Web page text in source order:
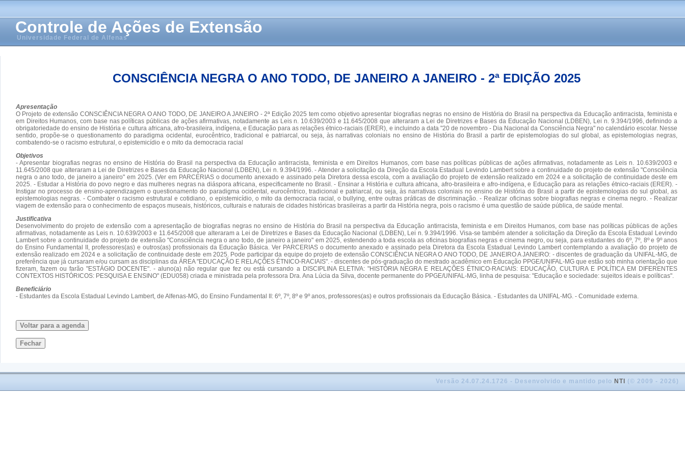
Controle de Ações de Extensão
Universidade Federal de Alfenas
CONSCIÊNCIA NEGRA O ANO TODO, DE JANEIRO A JANEIRO - 2ª EDIÇÃO 2025
Apresentação
O Projeto de extensão CONSCIÊNCIA NEGRA O ANO TODO, DE JANEIRO A JANEIRO - 2ª Edição 2025 tem como objetivo apresentar biografias negras no ensino de História do Brasil na perspectiva da Educação antirracista, feminista e
em Direitos Humanos, com base nas políticas públicas de ações afirmativas, notadamente as Leis n. 10.639/2003 e 11.645/2008 que alteraram a Lei de Diretrizes e Bases da Educação Nacional (LDBEN), Lei n. 9.394/1996, definindo a
obrigatoriedade do ensino de História e cultura africana, afro-brasileira, indígena, e Educação para as relações étnico-raciais (ERER), e incluindo a data "20 de novembro - Dia Nacional da Consciência Negra" no calendário escolar. Nesse
sentido, propõe-se o questionamento do paradigma ocidental, eurocêntrico, tradicional e patriarcal, ou seja, às narrativas coloniais no ensino de História do Brasil a partir de epistemologias do sul global, as epistemologias negras,
combatendo-se o racismo estrutural, o epistemicídio e o mito da democracia racial
Objetivos
- Apresentar biografias negras no ensino de História do Brasil na perspectiva da Educação antirracista, feminista e em Direitos Humanos, com base nas políticas públicas de ações afirmativas, notadamente as Leis n. 10.639/2003 e
11.645/2008 que alteraram a Lei de Diretrizes e Bases da Educação Nacional (LDBEN), Lei n. 9.394/1996. - Atender a solicitação da Direção da Escola Estadual Levindo Lambert sobre a continuidade do projeto de extensão "Consciência
negra o ano todo, de janeiro a janeiro" em 2025. (Ver em PARCERIAS o documento anexado e assinado pela Diretora dessa escola, com a avaliação do projeto de extensão realizado em 2024 e a solicitação de continuidade deste em
2025. - Estudar a História do povo negro e das mulheres negras na diáspora africana, especificamente no Brasil. - Ensinar a História e cultura africana, afro-brasileira e afro-indígena, e Educação para as relações étnico-raciais (ERER). -
Instigar no processo de ensino-aprendizagem o questionamento do paradigma ocidental, eurocêntrico, tradicional e patriarcal, ou seja, às narrativas coloniais no ensino de História do Brasil a partir de epistemologias do sul global, as
epistemologias negras. - Combater o racismo estrutural e cotidiano, o epistemicídio, o mito da democracia racial, o bullying, entre outras práticas de discriminação. - Realizar oficinas sobre biografias negras e cinema negro. - Realizar
viagem de extensão para o conhecimento de espaços museais, históricos, culturais e naturais de cidades históricas brasileiras a partir da História negra, pois o racismo é uma questão de saúde pública, de saúde mental.
Justificativa
Desenvolvimento do projeto de extensão com a apresentação de biografias negras no ensino de História do Brasil na perspectiva da Educação antirracista, feminista e em Direitos Humanos, com base nas políticas públicas de ações
afirmativas, notadamente as Leis n. 10.639/2003 e 11.645/2008 que alteraram a Lei de Diretrizes e Bases da Educação Nacional (LDBEN), Lei n. 9.394/1996. Visa-se também atender a solicitação da Direção da Escola Estadual Levindo
Lambert sobre a continuidade do projeto de extensão "Consciência negra o ano todo, de janeiro a janeiro" em 2025, estendendo a toda escola as oficinas biografias negras e cinema negro, ou seja, para estudantes do 6º, 7º, 8º e 9º anos
do Ensino Fundamental II, professores(as) e outros(as) profissionais da Educação Básica. Ver PARCERIAS o documento anexado e assinado pela Diretora da Escola Estadual Levindo Lambert contemplando a avaliação do projeto de
extensão realizado em 2024 e a solicitação de continuidade deste em 2025. Pode participar da equipe do projeto de extensão CONSCIÊNCIA NEGRA O ANO TODO, DE JANEIRO A JANEIRO: - discentes de graduação da UNIFAL-MG, de
preferência que já cursaram e/ou cursam as disciplinas da ÁREA "EDUCAÇÃO E RELAÇÕES ÉTNICO-RACIAIS". - discentes de pós-graduação do mestrado acadêmico em Educação PPGE/UNIFAL-MG que estão sob minha orientação que
fizeram, fazem ou farão "ESTÁGIO DOCENTE". - aluno(a) não regular que fez ou está cursando a DISCIPLINA ELETIVA: "HISTÓRIA NEGRA E RELAÇÕES ÉTNICO-RACIAIS: EDUCAÇÃO, CULTURA E POLÍTICA EM DIFERENTES
CONTEXTOS HISTÓRICOS: PESQUISA E ENSINO" (EDU058) criada e ministrada pela professora Dra. Ana Lúcia da Silva, docente permanente do PPGE/UNIFAL-MG, linha de pesquisa: "Educação e sociedade: sujeitos ideais e políticas".
Beneficiário
- Estudantes da Escola Estadual Levindo Lambert, de Alfenas-MG, do Ensino Fundamental II: 6º, 7º, 8º e 9º anos, professores(as) e outros profissionais da Educação Básica. - Estudantes da UNIFAL-MG. - Comunidade externa.
Voltar para a agenda
Fechar
Versão 24.07.24.1726 - Desenvolvido e mantido pelo NTI (© 2009 - 2026)